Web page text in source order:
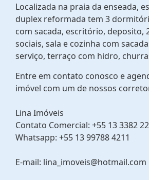
Localizada na praia da enseada,
duplex reformada tem 3
com sacada, escritório, deposito,
sociais, sala e cozinha com
serviço, terraço com hidro,
Entre em contato conosco e
imóvel com um de nossos
Lina Imóveis
Contato Comercial: +55 13 3382
Whatsapp: +55 13 99788 4211
E-mail: lina_imoveis@hotmail.com